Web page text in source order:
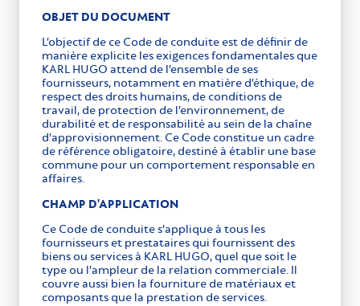
OBJET DU DOCUMENT
L’objectif de ce Code de conduite est de définir de
manière explicite les exigences fondamentales que
KARL HUGO attend de l’ensemble de ses
fournisseurs, notamment en matière d’éthique, de
respect des droits humains, de conditions de
travail, de protection de l’environnement, de
durabilité et de responsabilité au sein de la chaîne
d’approvisionnement. Ce Code constitue un cadre
de référence obligatoire, destiné à établir une base
commune pour un comportement responsable en
affaires.
CHAMP D’APPLICATION
Ce Code de conduite s’applique à tous les
fournisseurs et prestataires qui fournissent des
biens ou services à KARL HUGO, quel que soit le
type ou l’ampleur de la relation commerciale. Il
couvre aussi bien la fourniture de matériaux et
composants que la prestation de services.